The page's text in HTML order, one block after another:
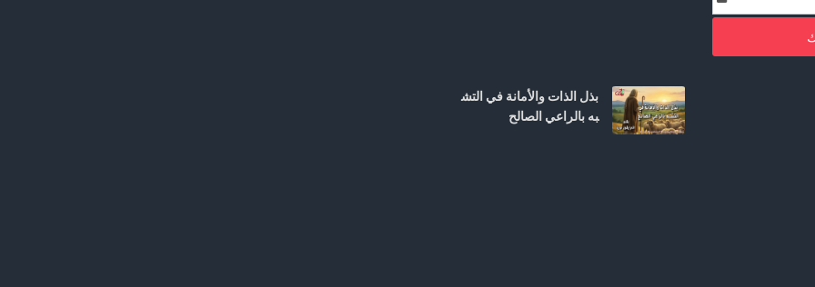
بذل الذات والأمانة في التش
به بالراعي الصالح